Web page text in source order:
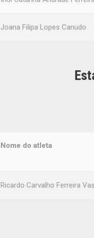
Joana Filipa Lopes Canudo
Nome do atleta
Ricardo Carvalho Ferreira